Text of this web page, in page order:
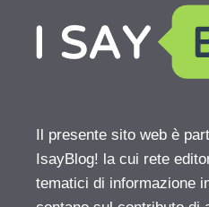
Il presente sito web è
IsayBlog! la cui rete
tematici di informazione